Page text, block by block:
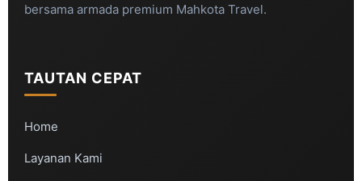
bersama armada premium Mahkota Travel.
TAUTAN CEPAT
Home
Layanan Kami